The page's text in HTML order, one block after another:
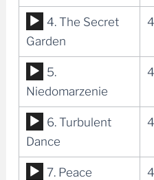
dźwiękowych
Odtwarzacz
plików
dźwiękowych
4. The Secret
Garden
Odtwarzacz
plików
dźwiękowych
5.
Niedomarzenie
Odtwarzacz
plików
dźwiękowych
6. Turbulent
Dance
Odtwarzacz
7. Peace